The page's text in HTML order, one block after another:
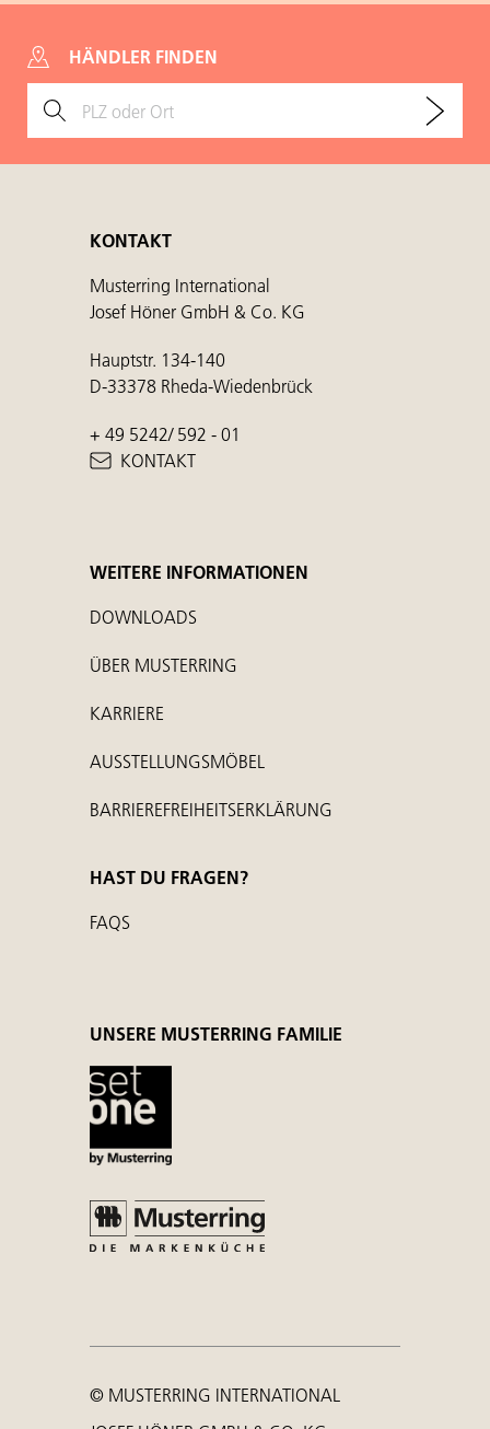
HÄNDLER FINDEN
KONTAKT
Musterring International
Josef Höner GmbH & Co. KG
Hauptstr. 134-140
D-33378 Rheda-Wiedenbrück
+ 49 5242/ 592 - 01
KONTAKT
WEITERE INFORMATIONEN
DOWNLOADS
ÜBER MUSTERRING
KARRIERE
AUSSTELLUNGSMÖBEL
BARRIEREFREIHEITSERKLÄRUNG
HAST DU FRAGEN?
FAQS
UNSERE MUSTERRING FAMILIE
© MUSTERRING INTERNATIONAL